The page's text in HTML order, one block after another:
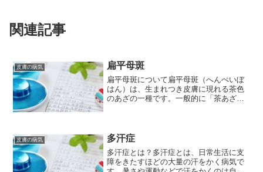
関連記事
皮膚の病気 扁平母斑
扁平母斑について扁平母斑（へんぺいぼ
はん）は、生まれつき皮膚に現れる茶色
のあざの一種です。一般的に「茶あざ」
の詳しい原因は、まだ解明...
皮膚の病気 多汗症
多汗症とは？多汗症とは、日常生活に支
障をきたすほどの大量の汗をかく病気で